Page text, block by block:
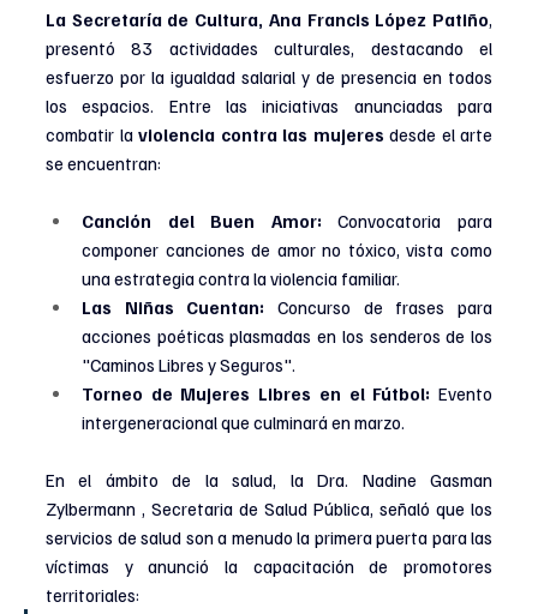
La Secretaría de Cultura, Ana Francis López Patiño,
presentó 83 actividades culturales, destacando el
esfuerzo por la igualdad salarial y de presencia en todos
los espacios. Entre las iniciativas anunciadas para
combatir la violencia contra las mujeres desde el arte
se encuentran:
Canción del Buen Amor: Convocatoria para
componer canciones de amor no tóxico, vista como
una estrategia contra la violencia familiar.
Las Niñas Cuentan: Concurso de frases para
acciones poéticas plasmadas en los senderos de los
"Caminos Libres y Seguros".
Torneo de Mujeres Libres en el Fútbol: Evento
intergeneracional que culminará en marzo.
En el ámbito de la salud, la Dra. Nadine Gasman
Zylbermann , Secretaria de Salud Pública, señaló que los
servicios de salud son a menudo la primera puerta para las
víctimas y anunció la capacitación de promotores
territoriales: